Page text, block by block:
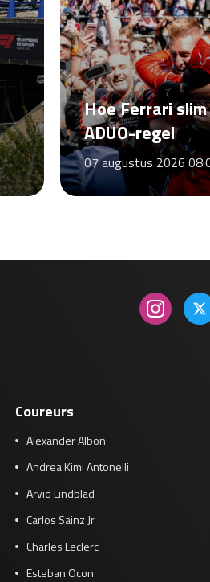
Hoe Ferrari
ADUO-regel
07 augustus 2026
Coureurs
Alexander Albon
Andrea Kimi Antonelli
Arvid Lindblad
Carlos Sainz Jr
Charles Leclerc
Esteban Ocon